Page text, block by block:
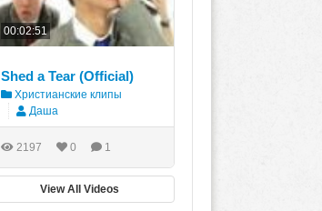
00:02:51
Shed a Tear (Official)
Христианские клипы
Даша
2197 0 1
View All Videos